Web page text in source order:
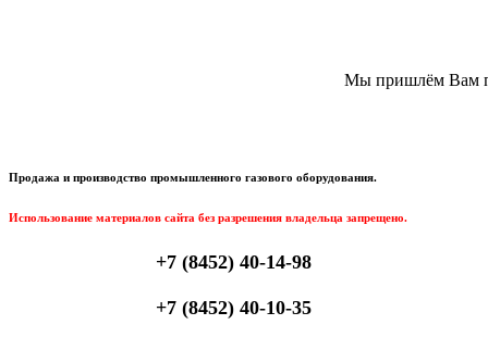
Мы пришлём Вам
Продажа и производство промышленного газового оборудования.
Использование материалов сайта без разрешения владельца запрещено.
+7 (8452) 40-14-98
+7 (8452) 40-10-35